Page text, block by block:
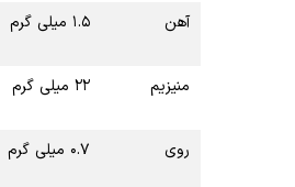
آهن ۱.۵ میلی گرم
منیزیم ۲۲ میلی گرم
روی ۰.۷ میلی گرم